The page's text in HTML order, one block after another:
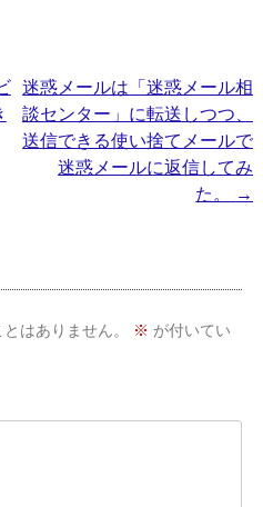
迷惑メールは「迷惑メール相
談センター」に転送しつつ、
送信できる使い捨てメールで
迷惑メールに返信してみ
た。
→
はありません。 ※ が付いてい